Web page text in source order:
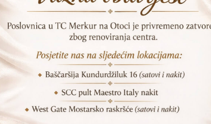
Print Pošalji prijatelju